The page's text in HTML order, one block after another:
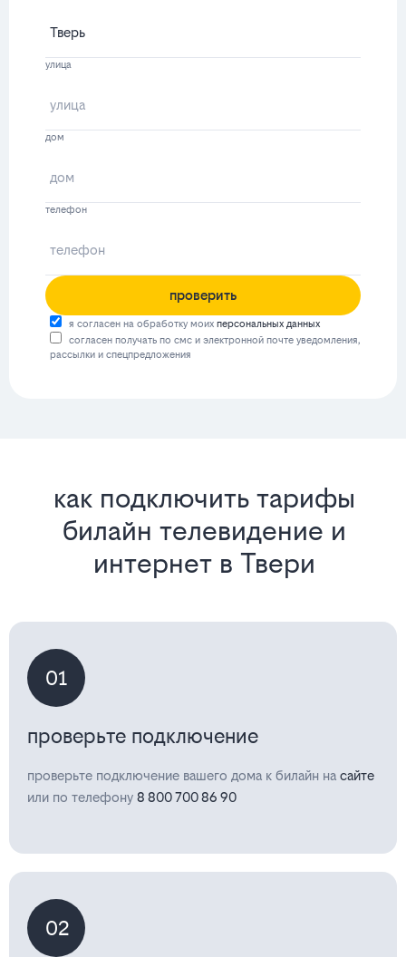
улица
дом
телефон
проверить
я согласен на обработку моих персональных данных
согласен получать по смс и электронной почте уведомления,
рассылки и спецпредложения
как подключить тарифы
билайн телевидение и
интернет в Твери
01
проверьте подключение
проверьте подключение вашего дома к билайн на сайте
или по телефону 8 800 700 86 90
02